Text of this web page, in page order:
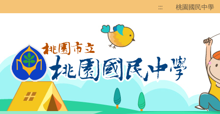
::: 桃園國民中學